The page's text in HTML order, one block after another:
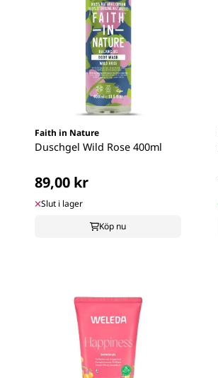
Faith in Nature
Duschgel Wild Rose 400ml
89,00 kr
Slut i lager
Köp nu